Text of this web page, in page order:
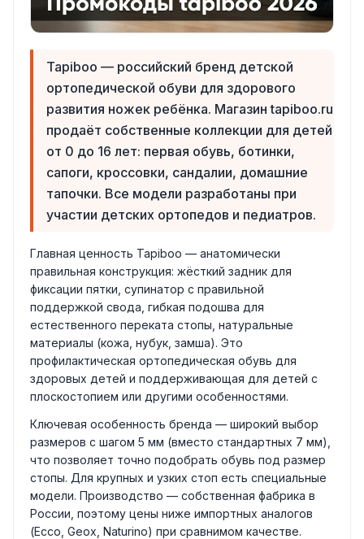
Tapiboo — российский бренд детской
ортопедической обуви для здорового
развития ножек ребёнка. Магазин tapiboo.ru
продаёт собственные коллекции для детей
от 0 до 16 лет: первая обувь, ботинки,
сапоги, кроссовки, сандалии, домашние
тапочки. Все модели разработаны при
участии детских ортопедов и педиатров.
Главная ценность Tapiboo — анатомически
правильная конструкция: жёсткий задник для
фиксации пятки, супинатор с правильной
поддержкой свода, гибкая подошва для
естественного переката стопы, натуральные
материалы (кожа, нубук, замша). Это
профилактическая ортопедическая обувь для
здоровых детей и поддерживающая для детей с
плоскостопием или другими особенностями.
Ключевая особенность бренда — широкий выбор
размеров с шагом 5 мм (вместо стандартных 7 мм),
что позволяет точно подобрать обувь под размер
стопы. Для крупных и узких стоп есть специальные
модели. Производство — собственная фабрика в
России, поэтому цены ниже импортных аналогов
(Ecco, Geox, Naturino) при сравнимом качестве.